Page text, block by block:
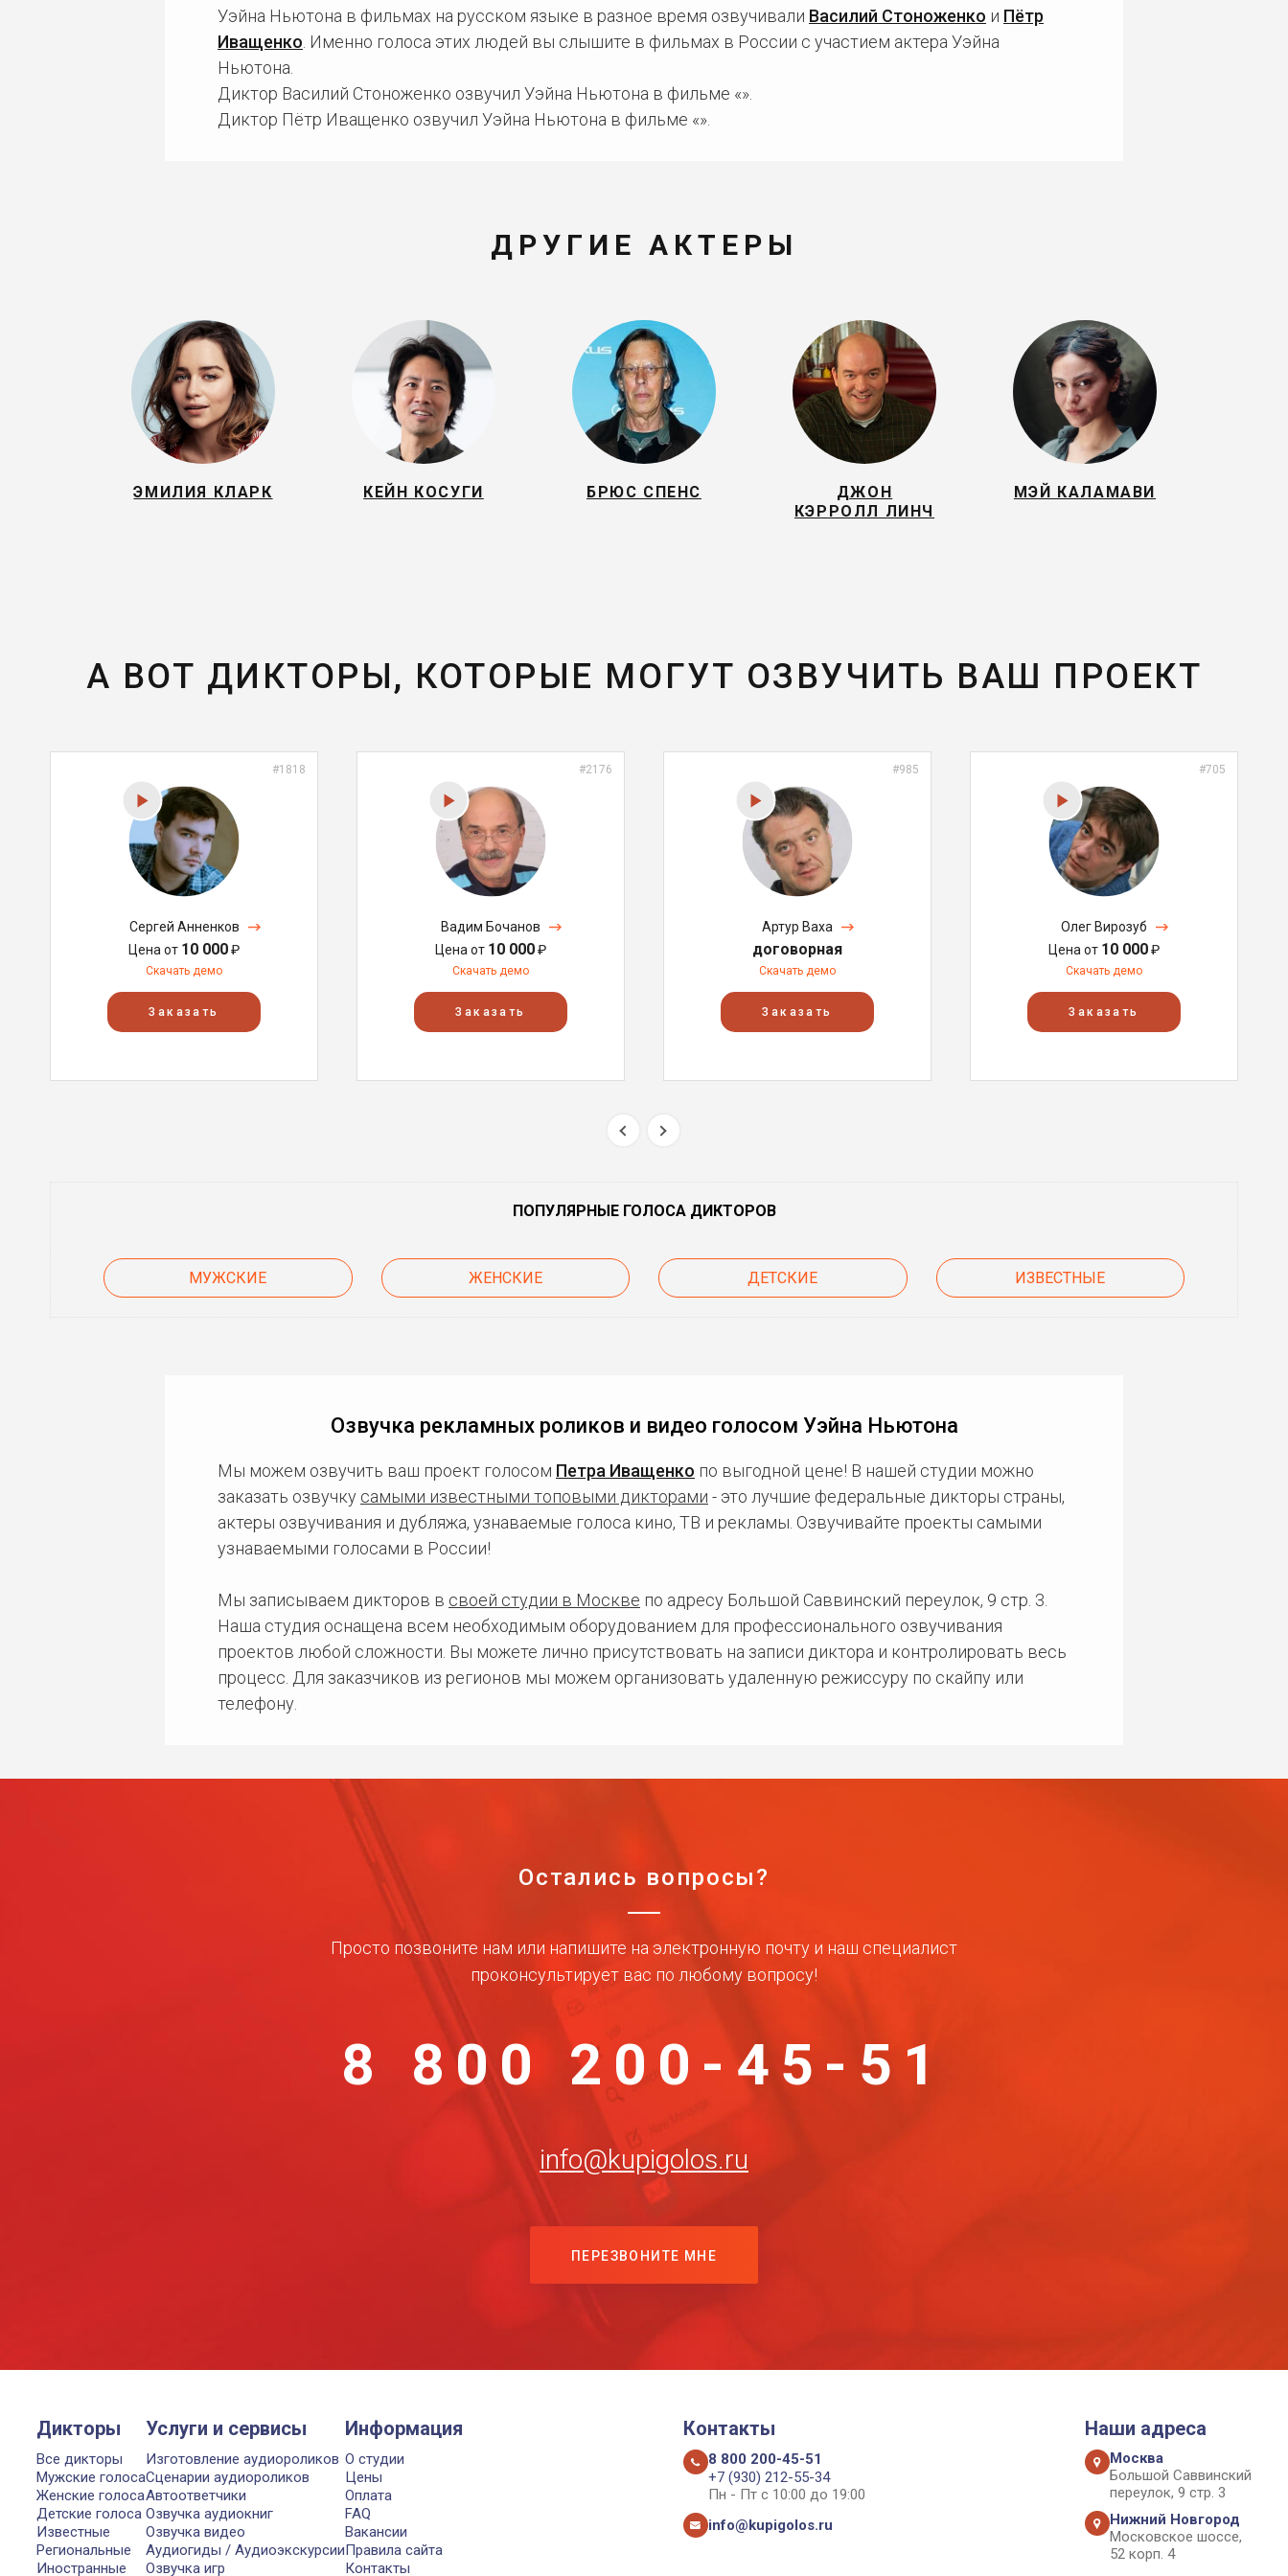
Уэйна Ньютона в фильмах на русском языке в разное время озвучивали Василий Стоноженко и Пётр
Иващенко . Именно голоса этих людей вы слышите в фильмах в России с участием актера Уэйна
Ньютона.
Диктор Василий Стоноженко озвучил Уэйна Ньютона в фильме «».
Диктор Пётр Иващенко озвучил Уэйна Ньютона в фильме «».
ДРУГИЕ АКТЕРЫ
ЭМИЛИЯ КЛАРК КЕЙН КОСУГИ БРЮС СПЕНС
ДЖОН
КЭРРОЛЛ ЛИНЧ
МЭЙ КАЛАМАВИ
А ВОТ ДИКТОРЫ, КОТОРЫЕ МОГУТ ОЗВУЧИТЬ ВАШ ПРОЕКТ
#1818
Сергей Анненков
Цена от 10 000₽
Скачать демо
Заказать
#2176
Вадим Бочанов
Цена от 10 000₽
Скачать демо
Заказать
#985
Артур Ваха
договорная
Скачать демо
Заказать
#705
Олег Вирозуб
Цена от 10 000₽
Скачать демо
Заказать
ПОПУЛЯРНЫЕ ГОЛОСА ДИКТОРОВ
МУЖСКИЕ ЖЕНСКИЕ ДЕТСКИЕ ИЗВЕСТНЫЕ
Озвучка рекламных роликов и видео голосом Уэйна Ньютона
Мы можем озвучить ваш проект голосом Петра Иващенко по выгодной цене! В нашей студии можно
заказать озвучку самыми известными топовыми дикторами - это лучшие федеральные дикторы страны,
актеры озвучивания и дубляжа, узнаваемые голоса кино, ТВ и рекламы. Озвучивайте проекты самыми
узнаваемыми голосами в России!
Мы записываем дикторов в своей студии в Москве по адресу Большой Саввинский переулок, 9 стр. 3.
Наша студия оснащена всем необходимым оборудованием для профессионального озвучивания
проектов любой сложности. Вы можете лично присутствовать на записи диктора и контролировать весь
процесс. Для заказчиков из регионов мы можем организовать удаленную режиссуру по скайпу или
телефону.
Остались вопросы?
Просто позвоните нам или напишите на электронную почту и наш специалист
проконсультирует вас по любому вопросу!
8 800 200-45-51
info@kupigolos.ru
ПЕРЕЗВОНИТЕ МНЕ
Дикторы
Все дикторы
Мужские голоса
Женские голоса
Детские голоса
Известные
Региональные
Иностранные
Услуги и сервисы
Изготовление аудиороликов
Сценарии аудиороликов
Автоответчики
Озвучка аудиокниг
Озвучка видео
Аудиогиды / Аудиоэкскурсии
Озвучка игр
Информация
О студии
Цены
Оплата
FAQ
Вакансии
Правила сайта
Контакты
Контакты
8 800 200-45-51
+7 (930) 212-55-34
Пн - Пт с 10:00 до 19:00
info@kupigolos.ru
Наши адреса
Москва
Большой Саввинский
переулок, 9 стр. 3
Нижний Новгород
Московское шоссе,
52 корп. 4